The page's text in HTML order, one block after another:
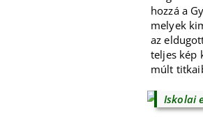
hozzá a
melyek
az
teljes kép
múlt
Iskolai